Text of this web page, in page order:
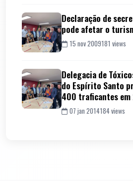
Declaração de
pode afetar o
15 nov 2009181 views
Delegacia de
do Espírito Santo
400 traficantes em
07 jan 2014184 views